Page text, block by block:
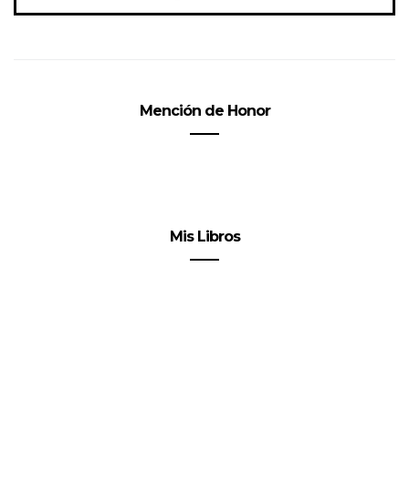
Mención de Honor
Mis Libros